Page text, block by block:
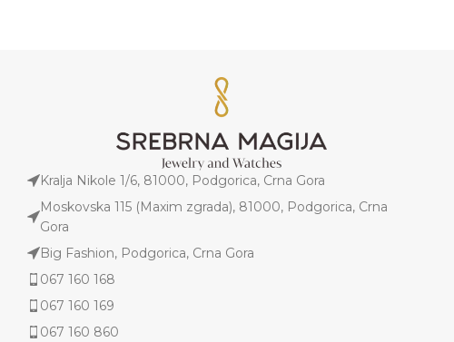
Kralja Nikole 1/6, 81000, Podgorica, Crna Gora
Moskovska 115 (Maxim zgrada), 81000, Podgorica, Crna
Gora
Big Fashion, Podgorica, Crna Gora
067 160 168
067 160 169
067 160 860